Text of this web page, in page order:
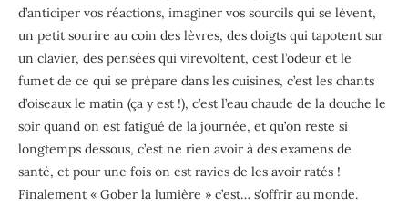
d’anticiper vos réactions, imaginer vos sourcils qui se lèvent,
un petit sourire au coin des lèvres, des doigts qui tapotent sur
un clavier, des pensées qui virevoltent, c’est l’odeur et le
fumet de ce qui se prépare dans les cuisines, c’est les chants
d’oiseaux le matin (ça y est !), c’est l’eau chaude de la douche le
soir quand on est fatigué de la journée, et qu’on reste si
longtemps dessous, c’est ne rien avoir à des examens de
santé, et pour une fois on est ravies de les avoir ratés !
Finalement « Gober la lumière » c’est… s’offrir au monde.